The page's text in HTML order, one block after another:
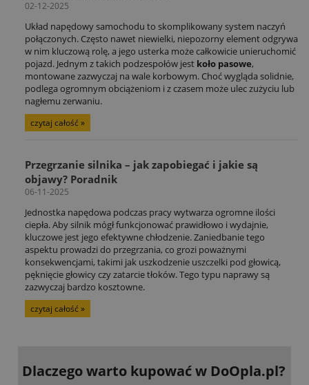
02-12-2025
Układ napędowy samochodu to skomplikowany system naczyń
połączonych. Często nawet niewielki, niepozorny element odgrywa
w nim kluczową rolę, a jego usterka może całkowicie unieruchomić
pojazd. Jednym z takich podzespołów jest koło pasowe,
montowane zazwyczaj na wale korbowym. Choć wygląda solidnie,
podlega ogromnym obciążeniom i z czasem może ulec zużyciu lub
nagłemu zerwaniu.
czytaj całość »
Przegrzanie silnika – jak zapobiegać i jakie są
objawy? Poradnik
06-11-2025
Jednostka napędowa podczas pracy wytwarza ogromne ilości
ciepła. Aby silnik mógł funkcjonować prawidłowo i wydajnie,
kluczowe jest jego efektywne chłodzenie. Zaniedbanie tego
aspektu prowadzi do przegrzania, co grozi poważnymi
konsekwencjami, takimi jak uszkodzenie uszczelki pod głowicą,
pęknięcie głowicy czy zatarcie tłoków. Tego typu naprawy są
zazwyczaj bardzo kosztowne.
czytaj całość »
Dlaczego warto kupowaćw DoOpla.pl?